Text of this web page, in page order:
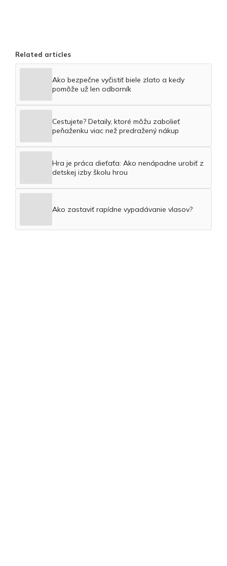
Related articles
Ako bezpečne vyčistiť biele zlato a kedy
pomôže už len odborník
Cestujete? Detaily, ktoré môžu zabolieť
peňaženku viac než predražený nákup
Hra je práca dieťaťa: Ako nenápadne urobiť z
detskej izby školu hrou
Ako zastaviť rapídne vypadávanie vlasov?